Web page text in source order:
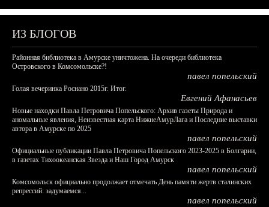
ИЗ БЛОГОВ
Районная библиотека в Амурске уничтожена. На очереди библиотека
Островского в Комсомольске?!
павел попельский
Голая вечеринка Роснано 2015г. Итог.
Евгений Афанасьев
Новые находки Павла Петровича Попельского: Архив газеты Природа и
аномальные явления, Неизвестная карта НижнеАмурЛага и Последние выставки
автора в Амурске по 2025
павел попельский
Официальные публикации Павла Петровича Попельского 2023-2025 в Болгарии,
в газетах Тихоокеанская Звезда и Наш Город Амурск
павел попельский
Комсомольск официально продолжает отмечать День памяти жертв сталинских
репрессий: задумаемся...
павел попельский